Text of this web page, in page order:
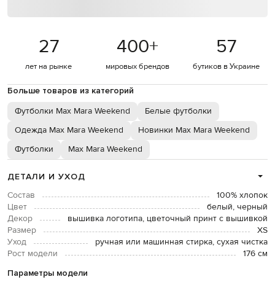
27
лет на рынке
400+
мировых брендов
57
бутиков в Украине
Больше товаров из категорий
Футболки Max Mara Weekend
Белые футболки
Одежда Max Mara Weekend
Новинки Max Mara Weekend
Футболки
Max Mara Weekend
ДЕТАЛИ И УХОД
Состав
100% хлопок
Цвет
белый, черный
Декор
вышивка логотипа, цветочный принт с вышивкой
Размер
XS
Уход
ручная или машинная стирка, сухая чистка
Рост модели
176 см
Параметры модели